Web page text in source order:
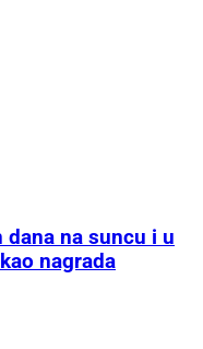
dana na suncu i u
nagrada